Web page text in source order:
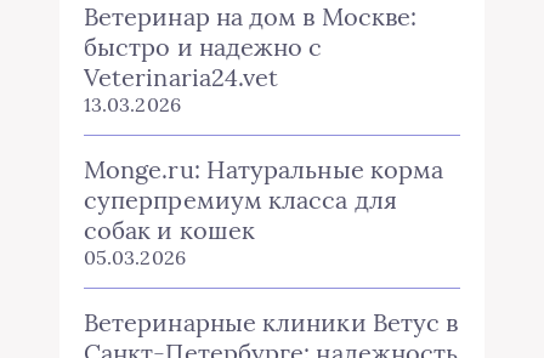
Ветеринар на дом в Москве:
быстро и надежно с
Veterinaria24.vet
13.03.2026
Monge.ru: Натуральные корма
суперпремиум класса для
собак и кошек
05.03.2026
Ветеринарные клиники Ветус в